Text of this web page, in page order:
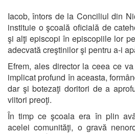
Iacob, întors de la Conciliul din
instituie o şcoală oficială de
şi alţi episcopi în episcopiile lor
adecvată creştinilor şi pentru a-i
Efrem, ales director la ceea ce
implicat profund în aceasta,
dar şi botezaţi doritori de a
viitori preoţi.
În timp ce şcoala era în plin
acelei comunităţi, o gravă